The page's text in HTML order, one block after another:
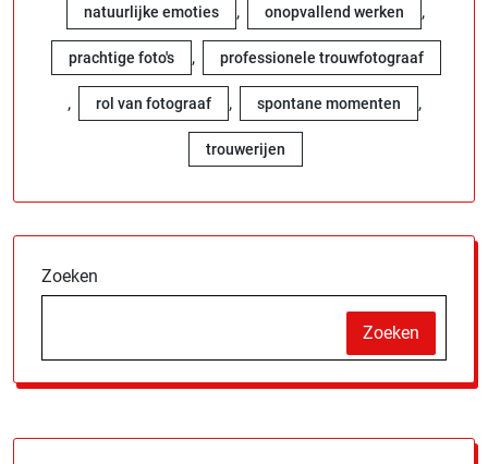
natuurlijke emoties , onopvallend werken ,
prachtige foto's , professionele trouwfotograaf
, rol van fotograaf , spontane momenten ,
trouwerijen
Zoeken
Zoeken